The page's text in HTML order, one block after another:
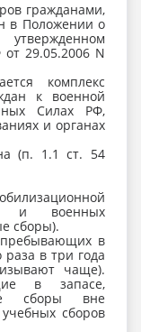
гражданами,
в Положении о
29.05.2006 N
комплекс
к военной
Силах РФ,
и органах
(п. 1.1 ст. 54
и военных
сборы).
пребывающих в
в три года
чаще).
в запасе,
сборы вне
сборов